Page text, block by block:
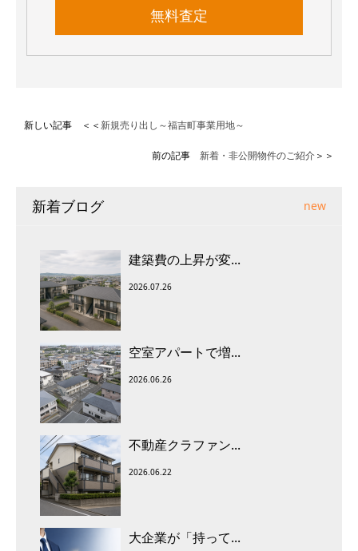
無料査定
新しい記事 ＜＜ 新規売り出し～福吉町事業用地～
前の記事 新着・非公開物件のご紹介＞＞
新着ブログ new
建築費の上昇が変...
2026.07.26
空室アパートで増...
2026.06.26
不動産クラファン...
2026.06.22
大企業が「持って...